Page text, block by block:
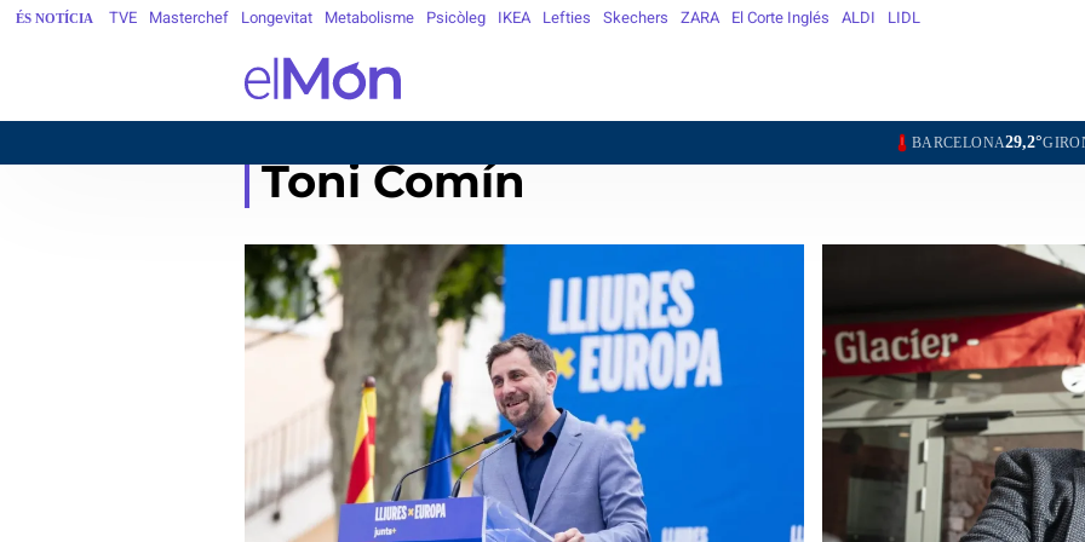
ÉS NOTÍCIA TVE Masterchef Longevitat Metabolisme Psicòleg IKEA Lefties Skechers ZARA El Corte Inglés ALDI LIDL
GIRONA28,7°LLEIDA28,2°
Toni Comín